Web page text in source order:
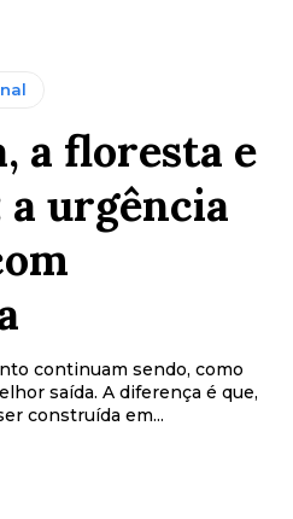
a floresta e
a urgência
continuam sendo, como
saída. A diferença é que,
construída em...